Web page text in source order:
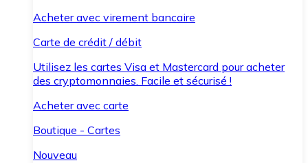
Acheter avec virement bancaire
Carte de crédit / débit
Utilisez les cartes Visa et Mastercard pour acheter
des cryptomonnaies. Facile et sécurisé !
Acheter avec carte
Boutique - Cartes
Nouveau